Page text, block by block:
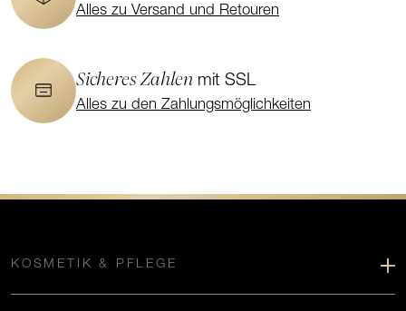
Alles zu Versand und Retouren
Sicheres Zahlen mit SSL
Alles zu den Zahlungsmöglichkeiten
KOSMETIK & PFLEGE